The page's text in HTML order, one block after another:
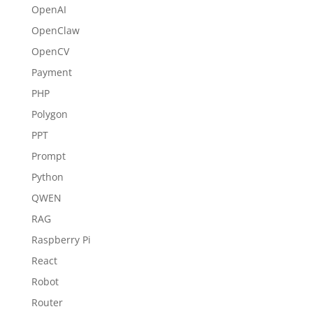
OpenAI
OpenClaw
OpenCV
Payment
PHP
Polygon
PPT
Prompt
Python
QWEN
RAG
Raspberry Pi
React
Robot
Router